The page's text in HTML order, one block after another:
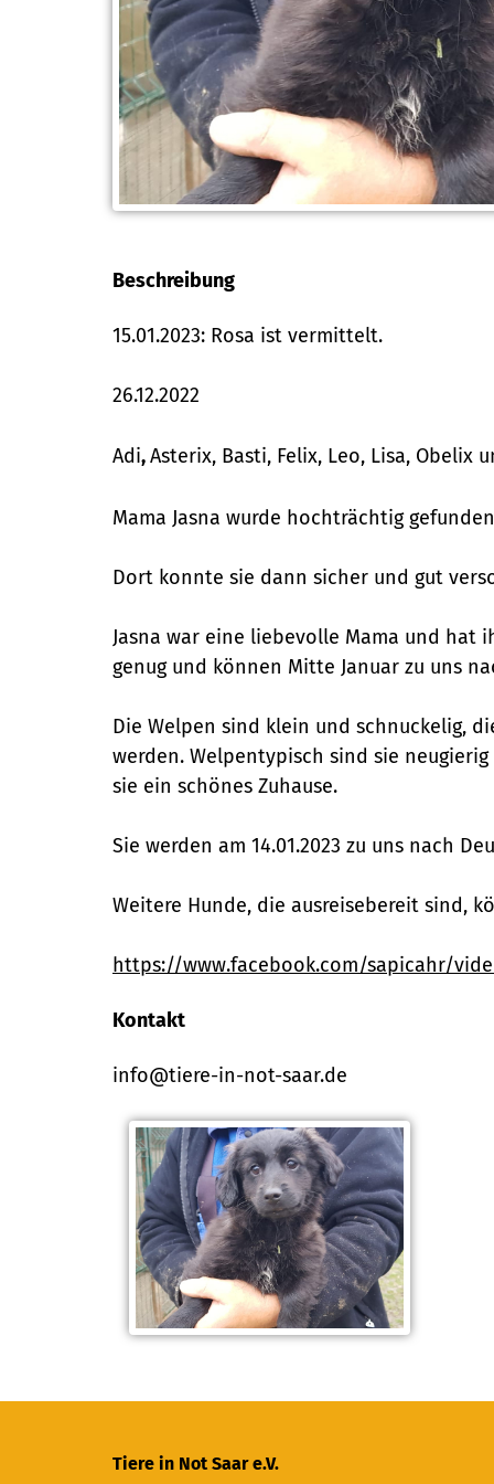
Beschreibung
15.01.2023: Rosa ist vermittelt.
26.12.2022
Adi,Asterix, Basti, Felix, Leo, Lisa, Obelix
Mama Jasna wurde hochträchtig
Dort konnte sie dann sicher und gut
Jasna war eine liebevolle Mama und hat
genug und können Mitte Januar zu uns
Die Welpen sind klein und schnuckelig,
werden. Welpentypisch sind sie
sie ein schönes Zuhause.
Sie werden am 14.01.2023 zu uns nach
Weitere Hunde, die ausreisebereit sind,
https://www.facebook.com/sapicahr/
Kontakt
info@tiere-in-not-saar.de
Tiere in Not Saar e.V.